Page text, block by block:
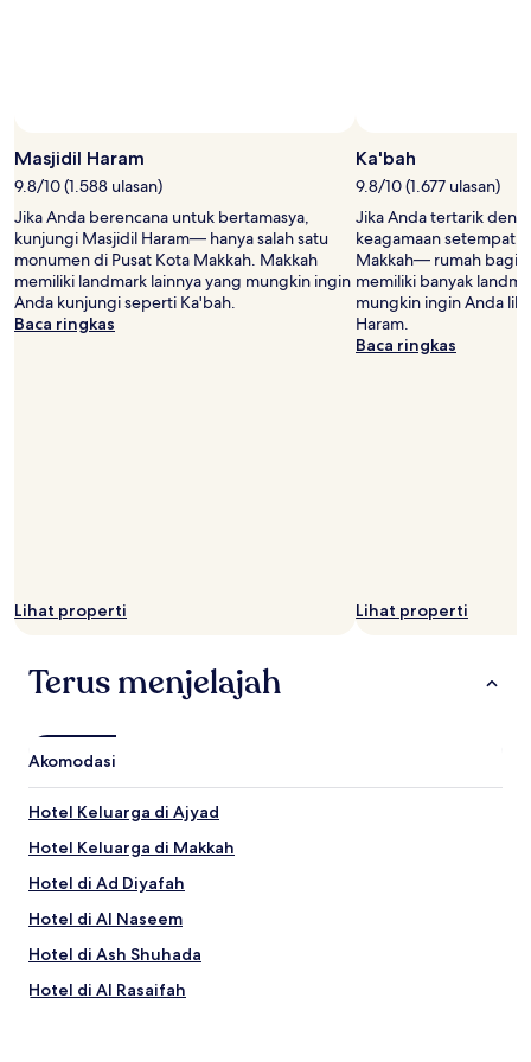
Ketentuan
tambahan
mungkin
berlaku.
Masjidil Haram
9.8/10 (1.588 ulasan)
Jika Anda berencana untuk bertamasya,
kunjungi Masjidil Haram— hanya salah satu
monumen di Pusat Kota Makkah. Makkah
memiliki landmark lainnya yang mungkin ingin
Anda kunjungi seperti Ka'bah.
Baca ringkas
Lihat properti
Ka'bah
9.8/10 (1.677 ulasan)
Jika Anda tertarik
keagamaan setempat,
Makkah— rumah bagi
memiliki banyak
mungkin ingin Anda
Haram.
Baca ringkas
Lihat properti
Terus menjelajah
Akomodasi
Hotel Keluarga di Ajyad
Hotel Keluarga di Makkah
Hotel di Ad Diyafah
Hotel di Al Naseem
Hotel di Ash Shuhada
Hotel di Al Rasaifah